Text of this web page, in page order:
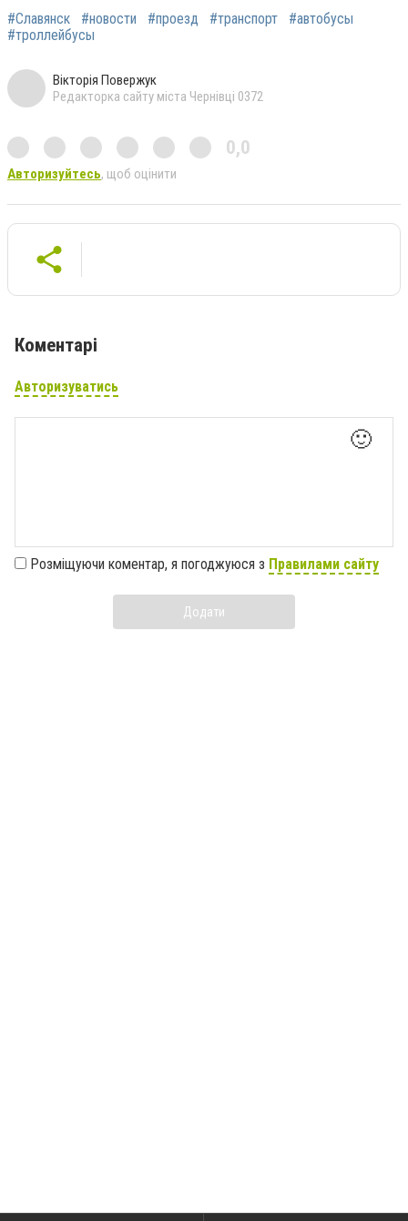
#Славянск #новости #проезд #транспорт
#автобусы
#троллейбусы
Вікторія Повержук
Редакторка сайту міста Чернівці 0372
0,0
Авторизуйтесь, щоб оцінити
Коментарі
Авторизуватись
🙂
Розміщуючи коментар, я погоджуюся з Правилами сайту
Додати